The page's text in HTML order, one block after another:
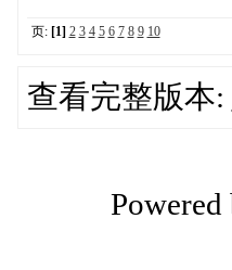
页: [1] 2 3 4 5 6 7 8 9 10
查看完整版本:
Powered